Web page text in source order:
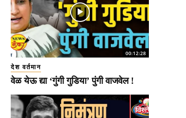
00:12:28
देश वर्तमान
वेळ येऊ द्या ‘गुंगी गुडिया’ पुंगी वाजवेल !